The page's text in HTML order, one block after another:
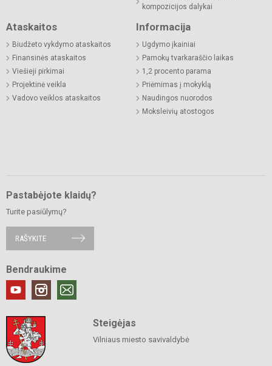
kompozicijos dalykai
Ataskaitos
Biudžeto vykdymo ataskaitos
Finansinės ataskaitos
Viešieji pirkimai
Projektinė veikla
Vadovo veiklos ataskaitos
Informacija
Ugdymo įkainiai
Pamokų tvarkaraščio laikas
1,2 procento parama
Priėmimas į mokyklą
Naudingos nuorodos
Moksleivių atostogos
Pastabėjote klaidų?
Turite pasiūlymų?
RAŠYKITE
Bendraukime
Steigėjas
Vilniaus miesto savivaldybė